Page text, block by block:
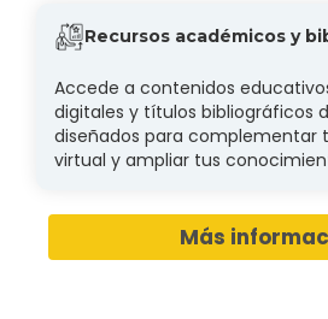
Recursos académicos y
Accede a contenidos
digitales y títulos bibliográficos
diseñados para complementar
virtual y ampliar tus
Más